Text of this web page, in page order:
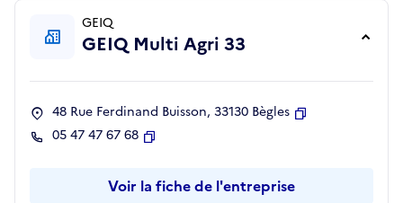
GEIQ
GEIQ Multi Agri 33
48 Rue Ferdinand Buisson, 33130 Bègles
05 47 47 67 68
Voir la fiche de l'entreprise